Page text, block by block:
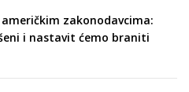
zakonodavcima:
i nastavit ćemo braniti